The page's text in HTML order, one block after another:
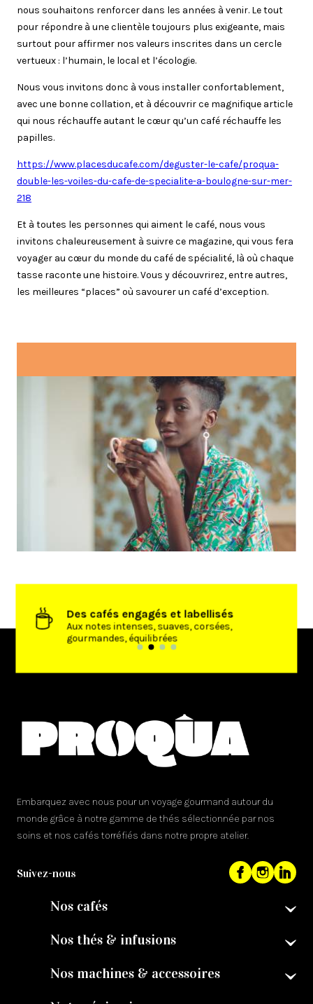
nous souhaitons renforcer dans les années à venir. Le tout
pour répondre à une clientèle toujours plus exigeante, mais
surtout pour affirmer nos valeurs inscrites dans un cercle
vertueux : l’humain, le local et l’écologie.
Nous vous invitons donc à vous installer confortablement,
avec une bonne collation, et à découvrir ce magnifique article
qui nous réchauffe autant le cœur qu’un café réchauffe les
papilles.
https://www.placesducafe.com/deguster-le-cafe/proqua-
double-les-voiles-du-cafe-de-specialite-a-boulogne-sur-mer-
218
Et à toutes les personnes qui aiment le café, nous vous
invitons chaleureusement à suivre ce magazine, qui vous fera
voyager au cœur du monde du café de spécialité, là où chaque
tasse raconte une histoire. Vous y découvrirez, entre autres,
les meilleures “places” où savourer un café d’exception.
Des cafés engagés et labellisés
Aux notes intenses, suaves, corsées,
gourmandes, équilibrées
Embarquez avec nous pour un voyage gourmand autour du
monde grâce à notre gamme de thés sélectionnée par nos
soins et nos cafés torréfiés dans notre propre atelier.
Suivez-nous
Nos cafés
Nos thés & infusions
Nos machines & accessoires